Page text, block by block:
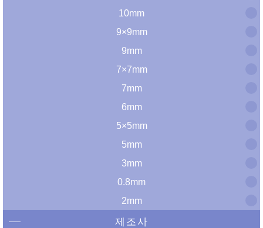
10mm
9×9mm
9mm
7×7mm
7mm
6mm
5×5mm
5mm
3mm
0.8mm
2mm
제조사